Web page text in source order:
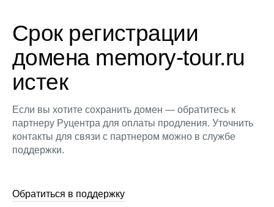
Срок регистрации
домена memory-tour.ru
истек
Если вы хотите сохранить домен — обратитесь к
партнеру Руцентра для оплаты продления. Уточнить
контакты для связи с партнером можно в службе
поддержки.
Обратиться в поддержку